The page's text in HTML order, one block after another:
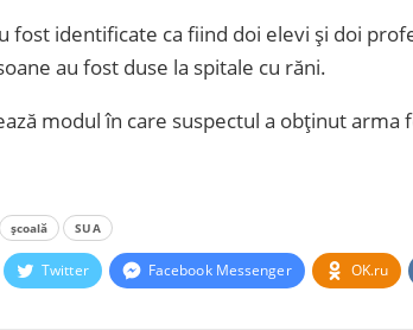
fost identificate ca fiind doi elevi și doi
au fost duse la spitale cu răni.
modul în care suspectul a obținut arma
școală SUA
Twitter Facebook Messenger OK.ru